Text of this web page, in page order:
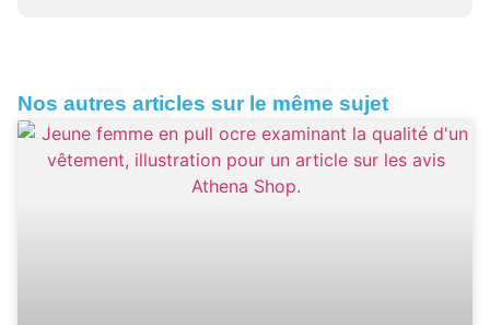
Nos autres articles sur le même sujet